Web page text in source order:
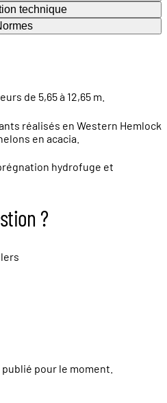
technique
de 5,65 à 12,65 m.
réalisés en Western Hemlock
en acacia.
hydrofuge et
?
pour le moment.